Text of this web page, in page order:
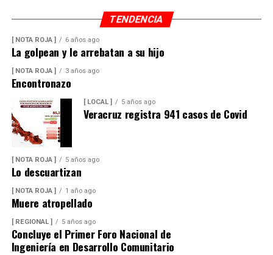
TENDENCIA
[ NOTA ROJA ] 6 años ago
La golpean y le arrebatan a su hijo
[ NOTA ROJA ] 3 años ago
Encontronazo
[ LOCAL ] 5 años ago
Veracruz registra 941 casos de Covid
[ NOTA ROJA ] 5 años ago
Lo descuartizan
[ NOTA ROJA ] 1 año ago
Muere atropellado
[ REGIONAL ] 5 años ago
Concluye el Primer Foro Nacional de
Ingeniería en Desarrollo Comunitario